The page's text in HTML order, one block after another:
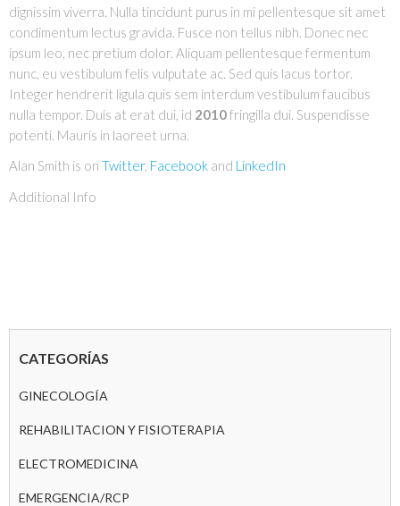
dignissim viverra. Nulla tincidunt purus in mi pellentesque sit amet
condimentum lectus gravida. Fusce non tellus nibh. Donec nec
ipsum leo, nec pretium dolor. Aliquam pellentesque fermentum
nunc, eu vestibulum felis vulputate ac. Sed quis lacus tortor.
Integer hendrerit ligula quis sem interdum vestibulum faucibus
nulla tempor. Duis at erat dui, id 2010fringilla dui. Suspendisse
potenti. Mauris in laoreet urna.
Alan Smith is on Twitter, Facebook and LinkedIn
Additional Info
CATEGORÍAS
GINECOLOGÍA
REHABILITACION Y FISIOTERAPIA
ELECTROMEDICINA
EMERGENCIA/RCP